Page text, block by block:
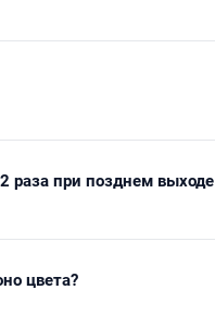
раза при позднем выходе
цвета?